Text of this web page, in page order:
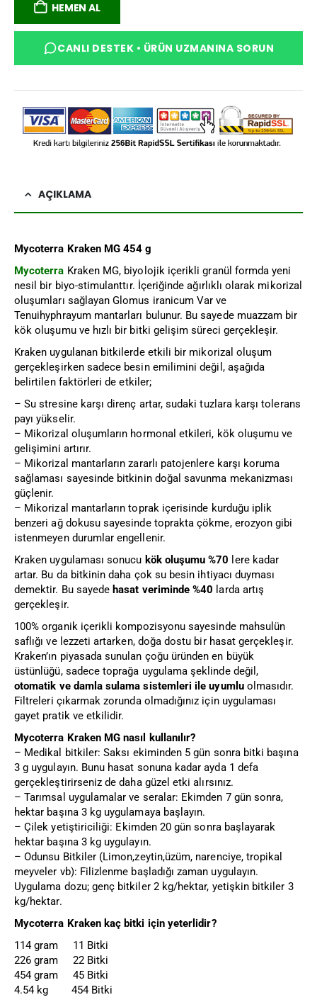
HEMEN AL
CANLI DESTEK • ÜRÜN UZMANINA SORUN
AÇIKLAMA
Mycoterra Kraken MG 454 g
Mycoterra Kraken MG, biyolojik içerikli granül formda yeni
nesil bir biyo-stimulanttır. İçeriğinde ağırlıklı olarak mikorizal
oluşumları sağlayan Glomus iranicum Var ve
Tenuihyphrayum mantarları bulunur. Bu sayede muazzam bir
kök oluşumu ve hızlı bir bitki gelişim süreci gerçekleşir.
Kraken uygulanan bitkilerde etkili bir mikorizal oluşum
gerçekleşirken sadece besin emilimini değil, aşağıda
belirtilen faktörleri de etkiler;
– Su stresine karşı direnç artar, sudaki tuzlara karşı tolerans
payı yükselir.
– Mikorizal oluşumların hormonal etkileri, kök oluşumu ve
gelişimini artırır.
– Mikorizal mantarların zararlı patojenlere karşı koruma
sağlaması sayesinde bitkinin doğal savunma mekanizması
güçlenir.
– Mikorizal mantarların toprak içerisinde kurduğu iplik
benzeri ağ dokusu sayesinde toprakta çökme, erozyon gibi
istenmeyen durumlar engellenir.
Kraken uygulaması sonucu kök oluşumu %70 lere kadar
artar. Bu da bitkinin daha çok su besin ihtiyacı duyması
demektir. Bu sayede hasat veriminde %40 larda artış
gerçekleşir.
100% organik içerikli kompozisyonu sayesinde mahsulün
saflığı ve lezzeti artarken, doğa dostu bir hasat gerçekleşir.
Kraken’ın piyasada sunulan çoğu üründen en büyük
üstünlüğü, sadece toprağa uygulama şeklinde değil,
otomatik ve damla sulama sistemleri ile uyumluolmasıdır.
Filtreleri çıkarmak zorunda olmadığınız için uygulaması
gayet pratik ve etkilidir.
Mycoterra Kraken MG nasıl kullanılır?
– Medikal bitkiler: Saksı ekiminden 5 gün sonra bitki başına
3 g uygulayın. Bunu hasat sonuna kadar ayda 1 defa
gerçekleştirirseniz de daha güzel etki alırsınız.
– Tarımsal uygulamalar ve seralar: Ekimden 7 gün sonra,
hektar başına 3 kg uygulamaya başlayın.
– Çilek yetiştiriciliği: Ekimden 20 gün sonra başlayarak
hektar başına 3 kg uygulayın.
– Odunsu Bitkiler (Limon,zeytin,üzüm, narenciye, tropikal
meyveler vb): Filizlenme başladığı zaman uygulayın.
Uygulama dozu; genç bitkiler 2 kg/hektar, yetişkin bitkiler 3
kg/hektar.
Mycoterra Kraken kaç bitki için yeterlidir?
114 gram 11 Bitki
226 gram 22 Bitki
454 gram 45 Bitki
4.54 kg 454 Bitki